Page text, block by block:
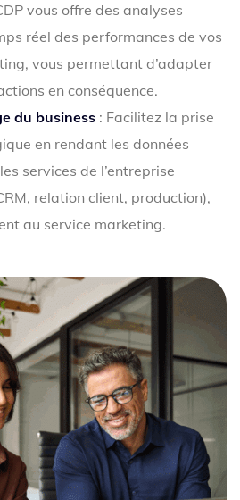
vous offre des analyses
réel des performances de vos
vous permettant d’adapter
en conséquence.
du business : Facilitez la prise
en rendant les données
services de l’entreprise
relation client, production),
au service marketing.